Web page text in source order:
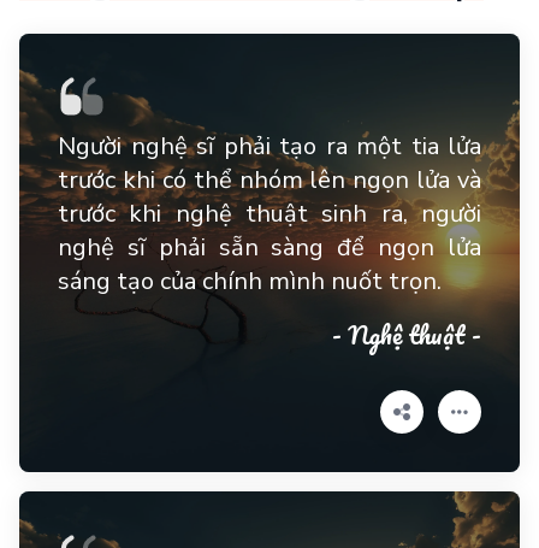
Người nghệ sĩ phải tạo ra một tia lửa
trước khi có thể nhóm lên ngọn lửa và
trước khi nghệ thuật sinh ra, người
nghệ sĩ phải sẵn sàng để ngọn lửa
sáng tạo của chính mình nuốt trọn.
- Nghệ thuật -